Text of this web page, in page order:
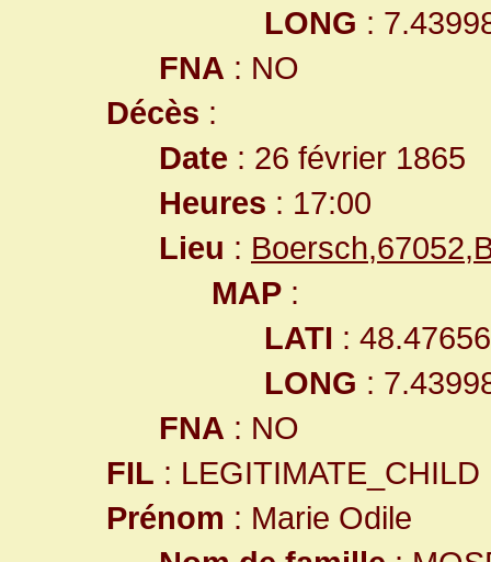
LONG :
FNA : NO
Décès :
Date : 26 février 1865
Heures : 17:00
Lieu :
MAP :
LATI :
LONG :
FNA : NO
FIL : LEGITIMATE_CHILD
Prénom : Marie Odile